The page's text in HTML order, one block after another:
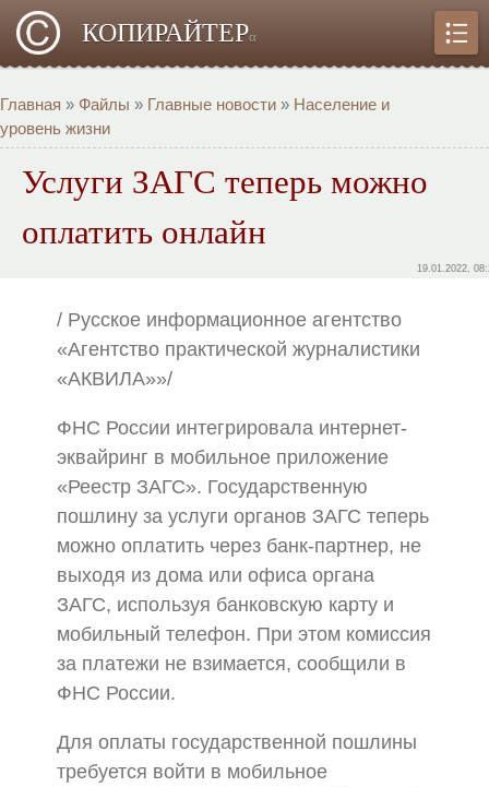
КОПИРАЙТЕРα
Главная » Файлы » Главные новости » Население и
уровень жизни
Услуги ЗАГС теперь можно
оплатить онлайн
19.01.2022,
/ Русское информационное агентство
«Агентство практической журналистики
«АКВИЛА»»/
ФНС России интегрировала интернет-
эквайринг в мобильное приложение
«Реестр ЗАГС». Государственную
пошлину за услуги органов ЗАГС теперь
можно оплатить через банк-партнер, не
выходя из дома или офиса органа
ЗАГС, используя банковскую карту и
мобильный телефон. При этом комиссия
за платежи не взимается, сообщили в
ФНС России.
Для оплаты государственной пошлины
требуется войти в мобильное